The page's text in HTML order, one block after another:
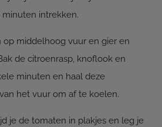
minuten intrekken.
op middelhoog vuur en gier en
de citroenrasp, knoflook en
minuten en haal deze
het vuur om af te koelen.
je de tomaten in plakjes en leg je